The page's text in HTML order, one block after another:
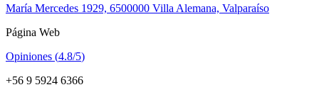
María Mercedes 1929, 6500000 Villa Alemana, Valparaíso
Página Web
Opiniones (4.8/5)
+56 9 5924 6366